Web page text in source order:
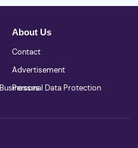
About Us
Contact
Advertisement
Personal Data Protection